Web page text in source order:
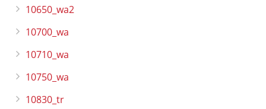
10650_wa2
10700_wa
10710_wa
10750_wa
10830_tr